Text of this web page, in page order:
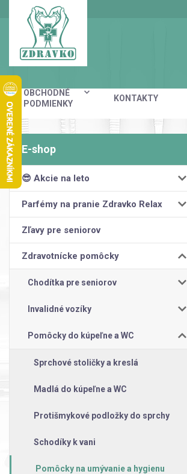
OBCHODNÉ
PODMIENKY
KONTAKTY
😎 Akcie na leto
Parfémy na pranie Zdravko Relax
Zľavy pre seniorov
Zdravotnícke pomôcky
Chodítka pre seniorov
Invalidné vozíky
Pomôcky do kúpeľne a WC
Sprchové stoličky a kreslá
Madlá do kúpeľne a WC
Protišmykové podložky do sprchy
Schodíky k vani
Pomôcky na umývanie a hygienu